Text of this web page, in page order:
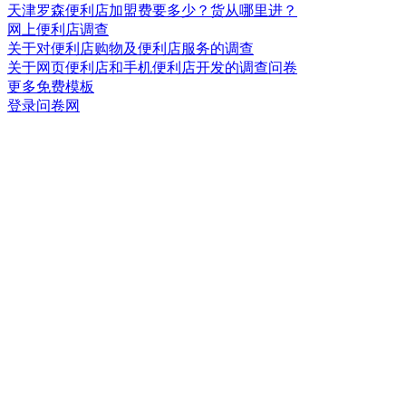
天津罗森便利店加盟费要多少？货从哪里进？
网上便利店调查
关于对便利店购物及便利店服务的调查
关于网页便利店和手机便利店开发的调查问卷
更多免费模板
登录问卷网